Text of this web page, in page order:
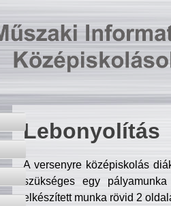
Lebonyolítás
A versenyre középiskolás
szükséges egy
elkészített munka rövid 2